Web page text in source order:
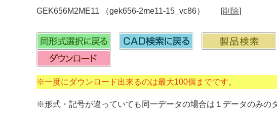
GEK656M2ME11 （gek656-2me11-15_vc86） [削除]
※一度にダウンロード出来るのは最大100個までです。
※形式・記号が違っていても同一データの場合は１データのみの